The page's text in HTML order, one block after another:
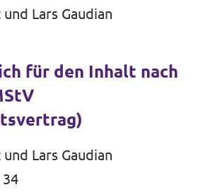
Lars Gaudian
für den Inhalt nach
Lars Gaudian